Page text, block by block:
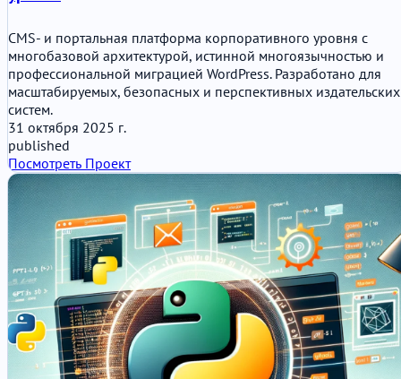
CMS- и портальная платформа корпоративного уровня с
многобазовой архитектурой, истинной многоязычностью и
профессиональной миграцией WordPress. Разработано для
масштабируемых, безопасных и перспективных издательских
систем.
31 октября 2025 г.
published
Посмотреть Проект